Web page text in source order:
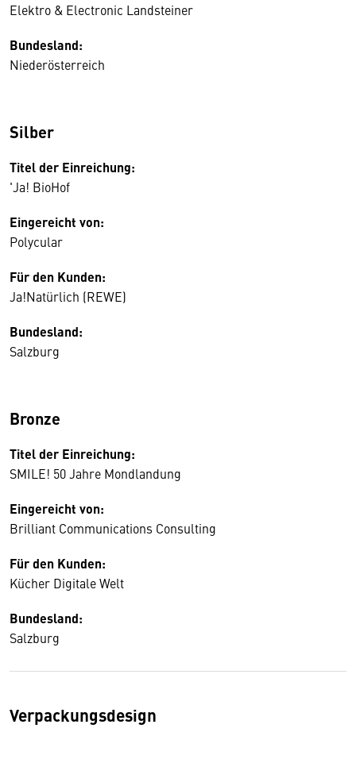
Elektro & Electronic Landsteiner
Bundesland:
Niederösterreich
Silber
Titel der Einreichung:
'Ja! BioHof
Eingereicht von:
Polycular
Für den Kunden:
Ja!Natürlich (REWE)
Bundesland:
Salzburg
Bronze
Titel der Einreichung:
SMILE! 50 Jahre Mondlandung
Eingereicht von:
Brilliant Communications Consulting
Für den Kunden:
Kücher Digitale Welt
Bundesland:
Salzburg
Verpackungsdesign